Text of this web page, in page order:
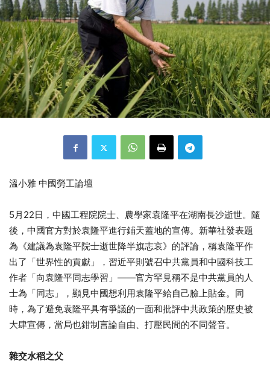
溫小雅 中國勞工論壇
5月22日，中國工程院院士、農學家袁隆平在湖南長沙逝世。隨
後，中國官方對於袁隆平進行鋪天蓋地的宣傳。新華社發表題
為《建議為袁隆平院士逝世降半旗志哀》的評論，稱袁隆平作
出了「世界性的貢獻」，習近平則號召中共黨員和中國科技工
作者「向袁隆平同志學習」——官方罕見稱不是中共黨員的人
士為「同志」，顯見中國想利用袁隆平給自己臉上貼金。同
時，為了避免袁隆平具有爭議的一面和批評中共政策的歷史被
大肆宣傳，當局也鉗制言論自由、打壓民間的不同聲音。
雜交水稻之父